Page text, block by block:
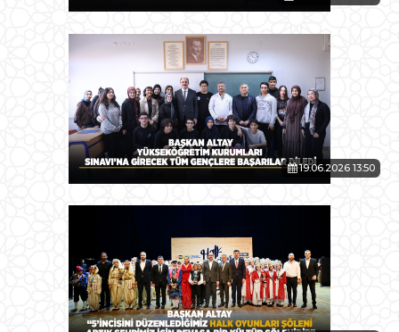
19.06.2026 13:50